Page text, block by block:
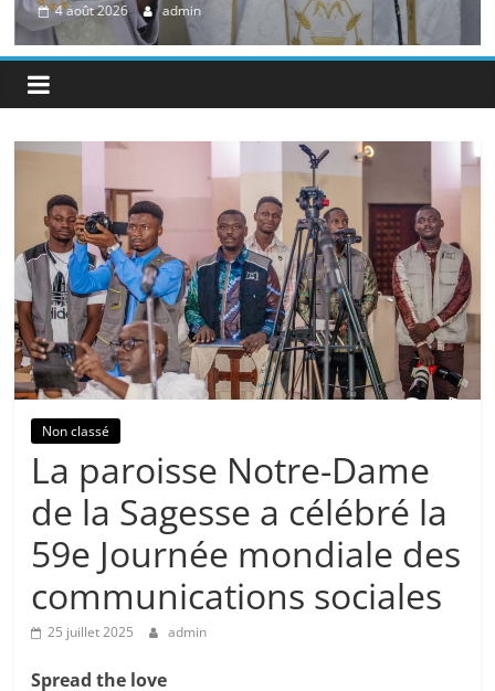
4 août 2026 admin
Non classé
La paroisse Notre-Dame
de la Sagesse a célébré la
59e Journée mondiale des
communications sociales
25 juillet 2025 admin
Spread the love